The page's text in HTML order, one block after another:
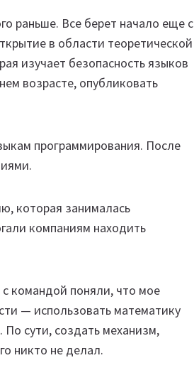
раньше. Все берет начало еще с
в области теоретической
изучает безопасность языков
возрасте, опубликовать
программирования. После
которая занималась
компаниям находить
командой поняли, что мое
— использовать математику
По сути, создать механизм,
никто не делал.